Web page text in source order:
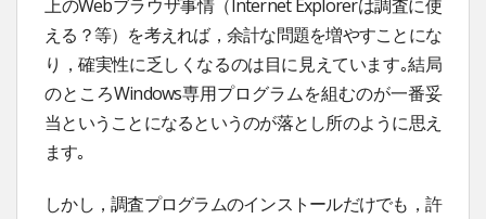
上のWebブラウザ事情（Internet Explorerは調査に使
える？等）を考えれば，余計な問題を増やすことにな
り，確実性に乏しくなるのは目に見えています｡結局
のところWindows専用プログラムを組むのが一番妥
当ということになるというのが落とし所のように思え
ます｡
しかし，調査プログラムのインストールだけでも，許